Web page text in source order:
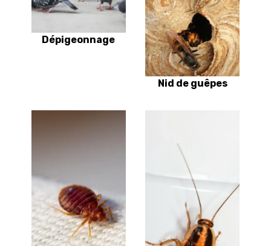
Dépigeonnage
Nid de guêpes